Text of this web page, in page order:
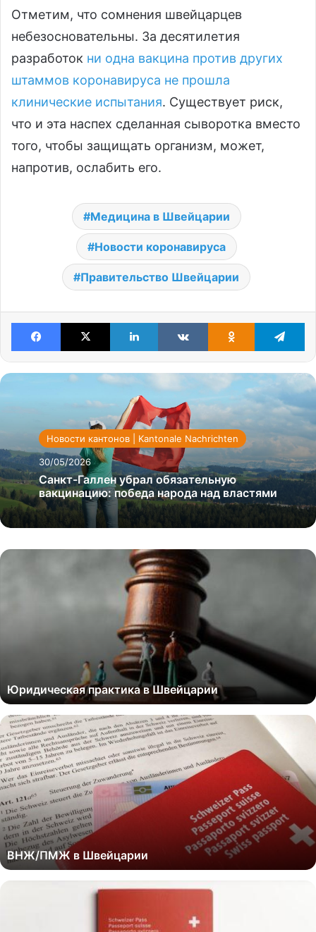
Отметим, что сомнения швейцарцев
небезосновательны. За десятилетия
разработок ни одна вакцина против других
штаммов коронавируса не прошла
клинические испытания. Существует риск,
что и эта наспех сделанная сыворотка вместо
того, чтобы защищать организм, может,
напротив, ослабить его.
Медицина в Швейцарии
Новости коронавируса
Правительство Швейцарии
Facebook X LinkedIn VKontakteOdnoklassniki
Новости кантонов | Kantonale Nachrichten
30/05/2026
Санкт-Галлен убрал обязательную
вакцинацию: победа народа над властями
Юридическая практика в Швейцарии
ВНЖ/ПМЖ в Швейцарии